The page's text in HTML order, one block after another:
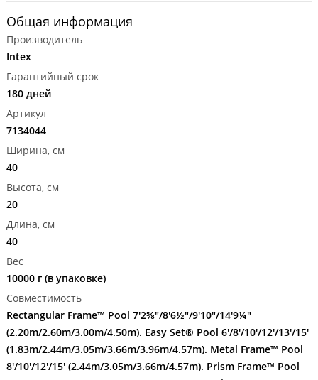
Общая информация
Производитель
Intex
Гарантийный срок
180 дней
Артикул
7134044
Ширина, см
40
Высота, см
20
Длина, см
40
Вес
10000 г (в упаковке)
Совместимость
Rectangular Frame™ Pool 7'2⅝"/8'6½"/9'10"/14'9¼"
(2.20m/2.60m/3.00m/4.50m). Easy Set® Pool 6'/8'/10'/12'/13'/15'
(1.83m/2.44m/3.05m/3.66m/3.96m/4.57m). Metal Frame™ Pool
8'/10'/12'/15' (2.44m/3.05m/3.66m/4.57m). Prism Frame™ Pool